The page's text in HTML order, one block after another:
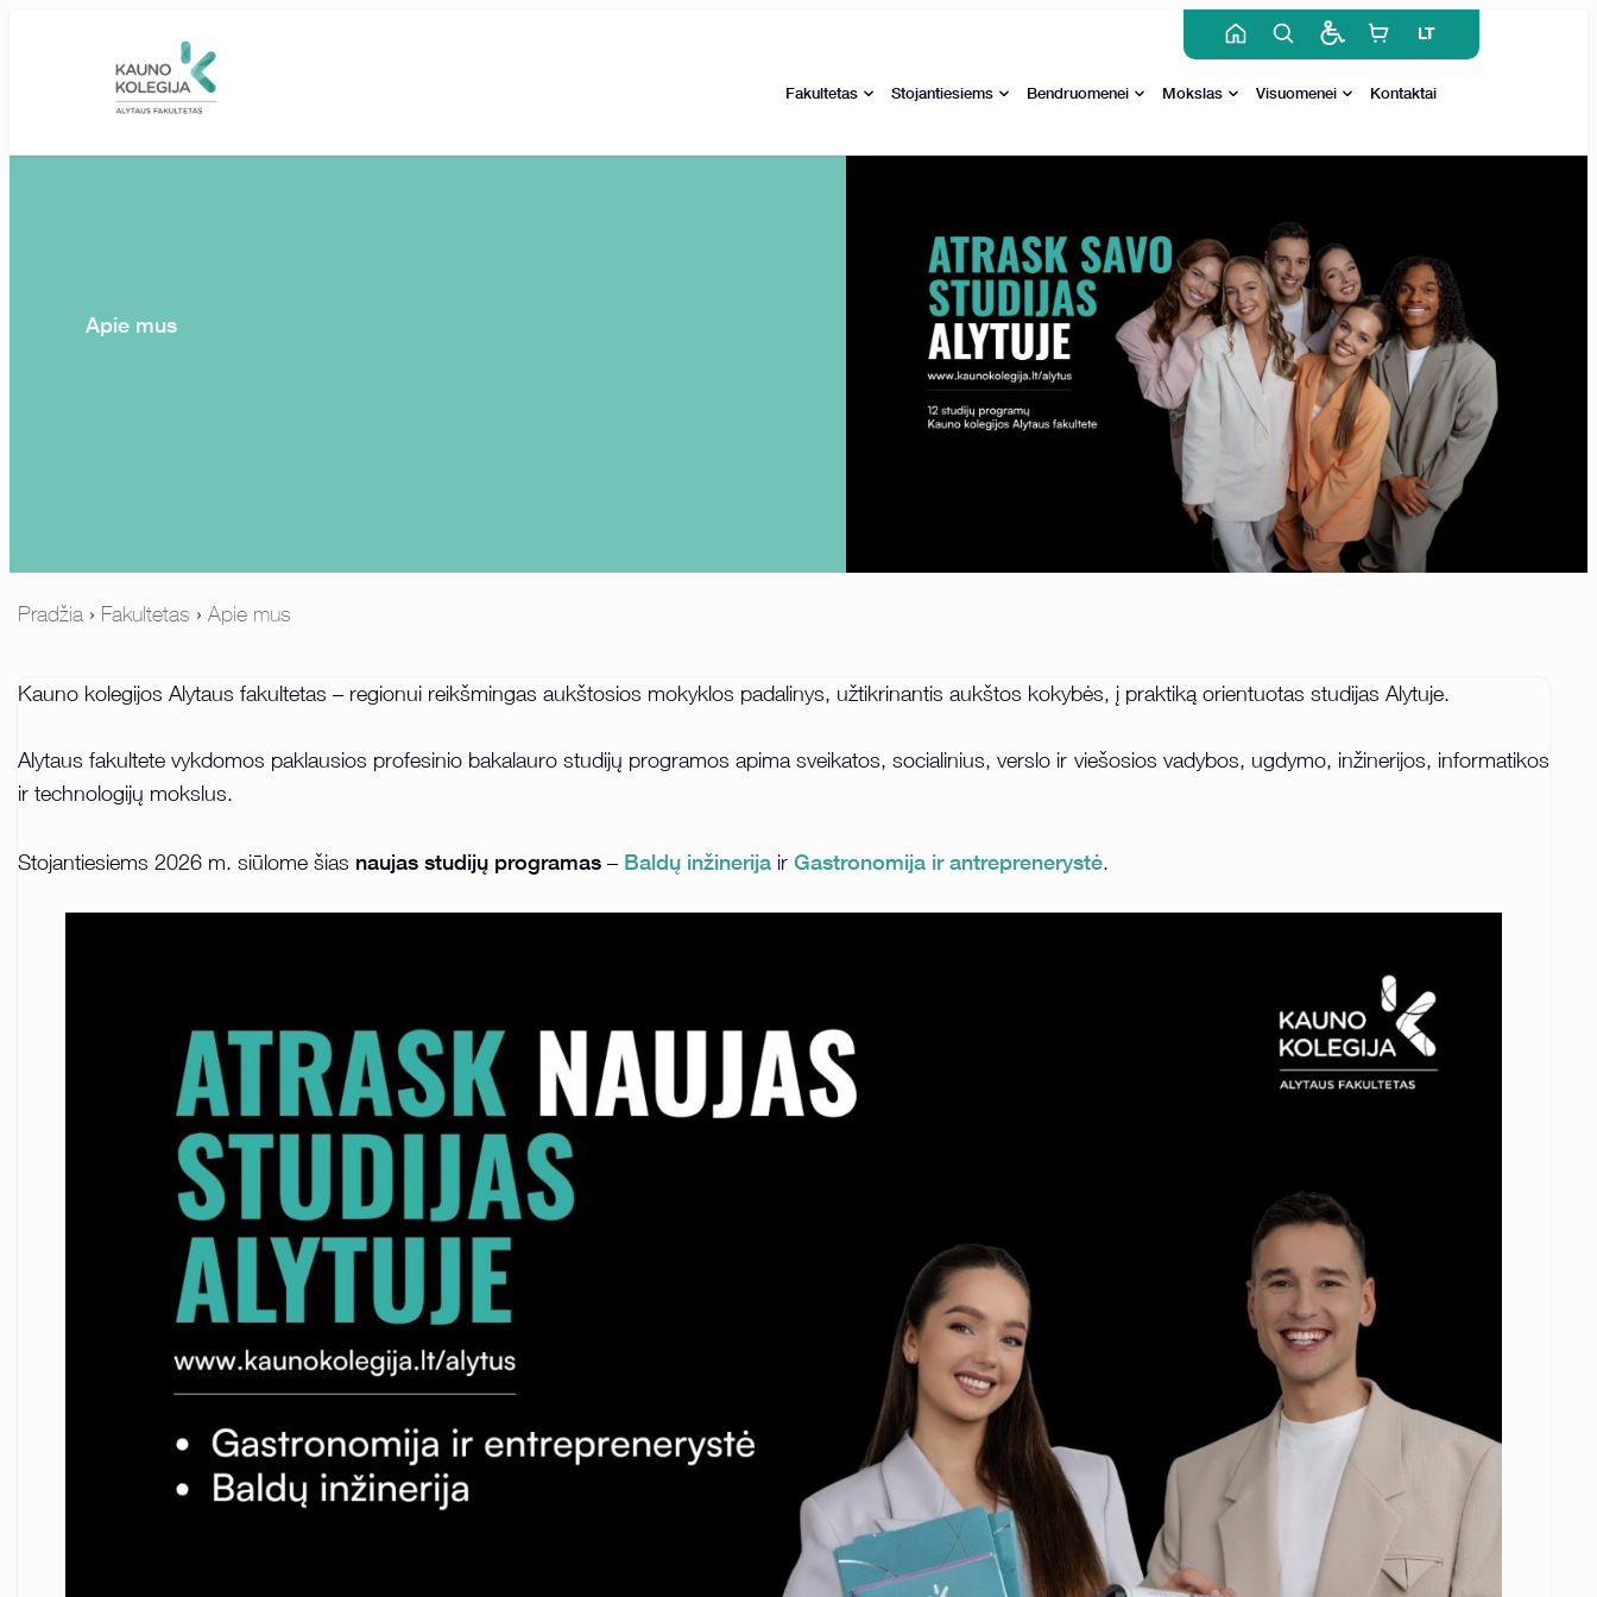
Fakultetas Stojantiesiems Bendruomenei Mokslas Visuomenei Kontaktai
LT
Apie mus
Pradžia › Fakultetas › Apie mus
Kauno kolegijos Alytaus fakultetas – regionui reikšmingas aukštosios mokyklos padalinys, užtikrinantis aukštos kokybės, į praktiką orientuotas studijas Alytuje.
Alytaus fakultete vykdomos paklausios profesinio bakalauro studijų programos apima sveikatos, socialinius, verslo ir viešosios vadybos, ugdymo, inžinerijos, informatikos
ir technologijų mokslus.
Stojantiesiems 2026 m. siūlome šias naujas studijų programas – Baldų inžinerija ir Gastronomija ir antreprenerystė.